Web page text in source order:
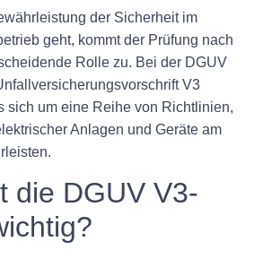
der Sicherheit im
geht, kommt der Prüfung nach
Rolle zu. Bei der DGUV
V3
sich um eine Reihe von Richtlinien,
Anlagen und Geräte am
die DGUV V3-